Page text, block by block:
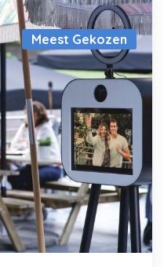
Meest Gekozen